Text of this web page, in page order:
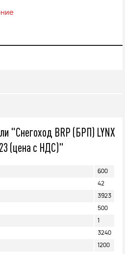
"Снегоход BRP (БРП) LYNX
(цена с НДС)"
600
42
3923
500
1
3240
1200